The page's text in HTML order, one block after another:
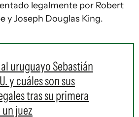
legalmente por Robert
y Joseph Douglas King.
uruguayo Sebastián
y cuáles son sus
tras su primera
juez